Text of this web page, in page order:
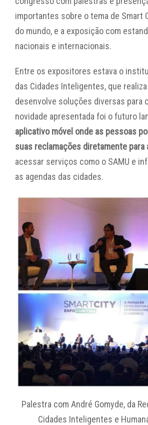
importantes sobre o tema de Smart
do mundo, e a exposição com
nacionais e internacionais.
Entre os expositores estava o
das Cidades Inteligentes, que
desenvolve soluções diversas para
novidade apresentada foi o futuro
aplicativo móvel onde as pessoas
suas reclamações diretamente para
acessar serviços como o SAMU e
as agendas das cidades.
Palestra com André Gomyde, da
Cidades Inteligentes e